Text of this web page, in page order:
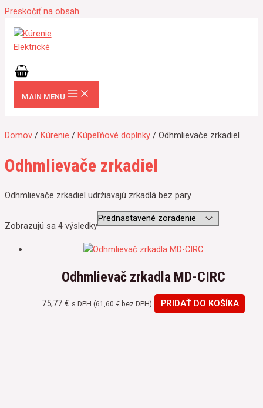
Preskočiť na obsah
MAIN MENU
Domov / Kúrenie / Kúpeľňové doplnky / Odhmlievače zrkadiel
Odhmlievače zrkadiel
Odhmlievače zrkadiel udržiavajú zrkadlá bez pary
Zobrazujú sa 4 výsledky
Odhmlievač zrkadla MD-CIRC
75,77 € s DPH (61,60 €bez DPH) PRIDAŤ DO KOŠÍKA